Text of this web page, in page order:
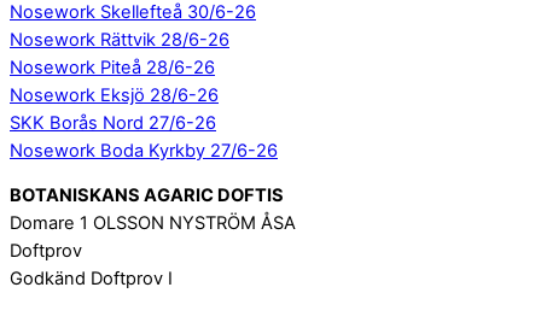
Nosework Skellefteå 30/6-26
Nosework Rättvik 28/6-26
Nosework Piteå 28/6-26
Nosework Eksjö 28/6-26
SKK Borås Nord 27/6-26
Nosework Boda Kyrkby 27/6-26
BOTANISKANS AGARIC DOFTIS
Domare 1 OLSSON NYSTRÖM ÅSA
Doftprov
Godkänd Doftprov I